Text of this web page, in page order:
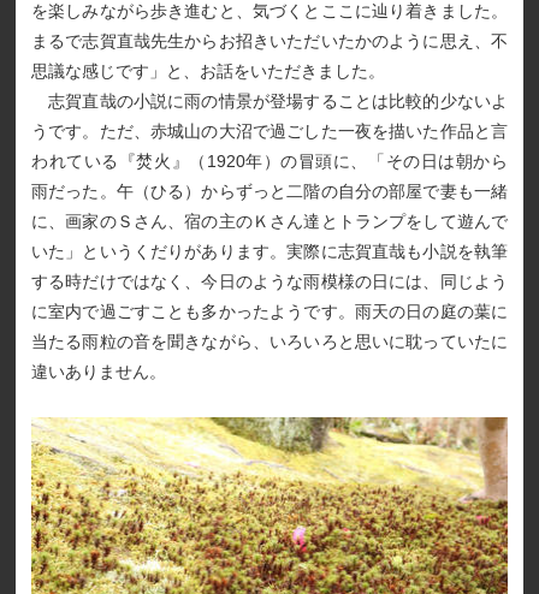
を楽しみながら歩き進むと、気づくとここに辿り着きました。
まるで志賀直哉先生からお招きいただいたかのように思え、不
思議な感じです」と、お話をいただきました。
志賀直哉の小説に雨の情景が登場することは比較的少ないよ
うです。ただ、赤城山の大沼で過ごした一夜を描いた作品と言
われている『焚火』（1920年）の冒頭に、「その日は朝から
雨だった。午（ひる）からずっと二階の自分の部屋で妻も一緒
に、画家のＳさん、宿の主のＫさん達とトランプをして遊んで
いた」というくだりがあります。実際に志賀直哉も小説を執筆
する時だけではなく、今日のような雨模様の日には、同じよう
に室内で過ごすことも多かったようです。雨天の日の庭の葉に
当たる雨粒の音を聞きながら、いろいろと思いに耽っていたに
違いありません。